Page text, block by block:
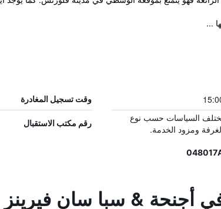
...
وقت تسجيل المغادرة
السياسات حسب نوع
ومزود الخدمة.
رقم مكتب الاستقبال
أجنحة & سبا سان فيرينز